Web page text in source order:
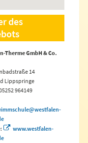
des
Therme GmbH & Co.
14
Lippspringe
964149
www.westfalen-